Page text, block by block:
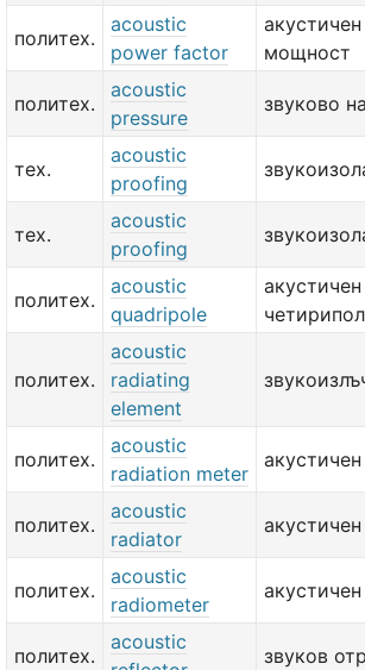
политех.
acoustic
power factor
мощност
политех.
acoustic
pressure
звуково
тех.
acoustic
proofing
тех.
acoustic
proofing
политех.
acoustic
quadripole
акустичен
политех.
acoustic
radiating
element
политех.
acoustic
radiation meter
политех.
acoustic
radiator
политех.
acoustic
radiometer
политех.
acoustic
звуков